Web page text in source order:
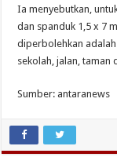
Ia menyebutkan,
dan spanduk 1,5 x 7
diperbolehkan
sekolah, jalan,
Sumber: antaranews